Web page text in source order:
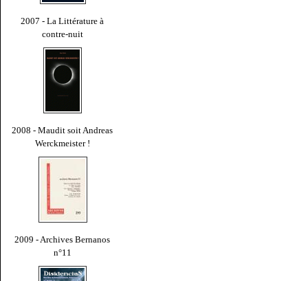
2007 - La Littérature à
contre-nuit
2008 - Maudit soit Andreas
Werckmeister !
2009 - Archives Bernanos
n°11